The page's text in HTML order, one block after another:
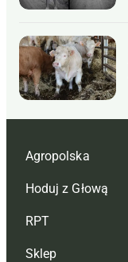
Agropolska
Redakcja
Reklama
Tagi
Hoduj z Głową
Hoduj z głową bydło
Hoduj z głową świnie
RPT
Sklep